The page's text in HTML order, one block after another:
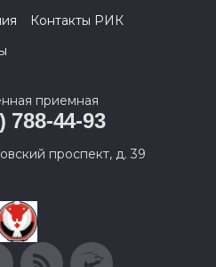
Контакты РИК
приемная
788-44-93
проспект, д. 39